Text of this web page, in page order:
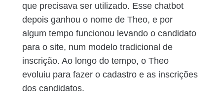
que precisava ser utilizado. Esse chatbot
depois ganhou o nome de Theo, e por
algum tempo funcionou levando o candidato
para o site, num modelo tradicional de
inscrição. Ao longo do tempo, o Theo
evoluiu para fazer o cadastro e as inscrições
dos candidatos.